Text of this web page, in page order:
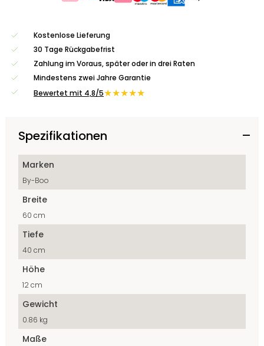
Kostenlose Lieferung
30 Tage Rückgabefrist
Zahlung im Voraus, später oder in drei Raten
Mindestens zwei Jahre Garantie
Bewertet mit 4,8/5★★★★★
Spezifikationen
Marken
By-Boo
Breite
60 cm
Tiefe
40 cm
Höhe
12 cm
Gewicht
0.86 kg
Maße